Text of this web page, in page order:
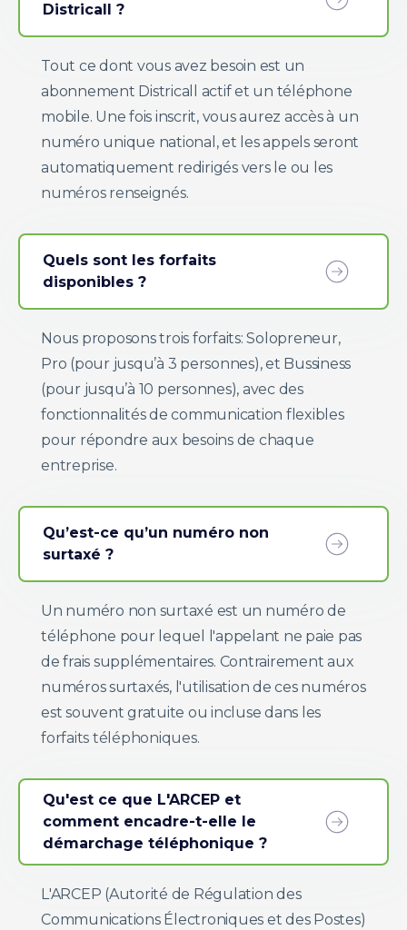
Districall ?
Tout ce dont vous avez besoin est un
abonnement Districall actif et un téléphone
mobile. Une fois inscrit, vous aurez accès à un
numéro unique national, et les appels seront
automatiquement redirigés vers le ou les
numéros renseignés.
Quels sont les forfaits
disponibles ?
Nous proposons trois forfaits: Solopreneur,
Pro (pour jusqu’à 3 personnes), et Bussiness
(pour jusqu’à 10 personnes), avec des
fonctionnalités de communication flexibles
pour répondre aux besoins de chaque
entreprise.
Qu’est-ce qu’un numéro non
surtaxé ?
Un numéro non surtaxé est un numéro de
téléphone pour lequel l'appelant ne paie pas
de frais supplémentaires. Contrairement aux
numéros surtaxés, l'utilisation de ces numéros
est souvent gratuite ou incluse dans les
forfaits téléphoniques.
Qu'est ce que L'ARCEP et
comment encadre-t-elle le
démarchage téléphonique ?
L'ARCEP (Autorité de Régulation des
Communications Électroniques et des Postes)